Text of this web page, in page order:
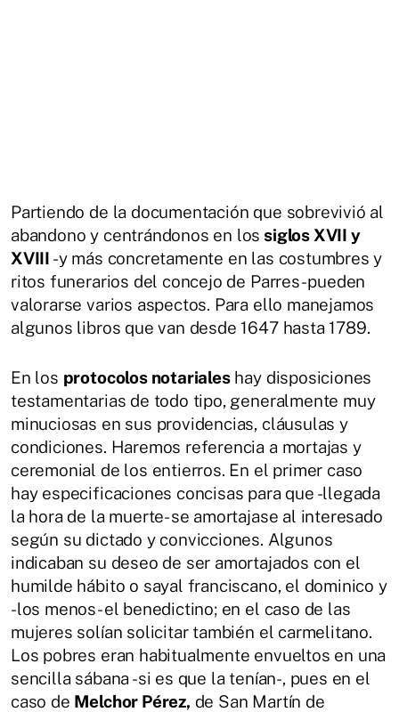
Partiendo de la documentación que sobrevivió al
abandono y centrándonos en los siglos XVII y
XVIII -y más concretamente en las costumbres y
ritos funerarios del concejo de Parres- pueden
valorarse varios aspectos. Para ello manejamos
algunos libros que van desde 1647 hasta 1789.
En los protocolos notarialeshay disposiciones
testamentarias de todo tipo, generalmente muy
minuciosas en sus providencias, cláusulas y
condiciones. Haremos referencia a mortajas y
ceremonial de los entierros. En el primer caso
hay especificaciones concisas para que -llegada
la hora de la muerte- se amortajase al interesado
según su dictado y convicciones. Algunos
indicaban su deseo de ser amortajados con el
humilde hábito o sayal franciscano, el dominico y
-los menos- el benedictino; en el caso de las
mujeres solían solicitar también el carmelitano.
Los pobres eran habitualmente envueltos en una
sencilla sábana -si es que la tenían-, pues en el
caso de Melchor Pérez, de San Martín de